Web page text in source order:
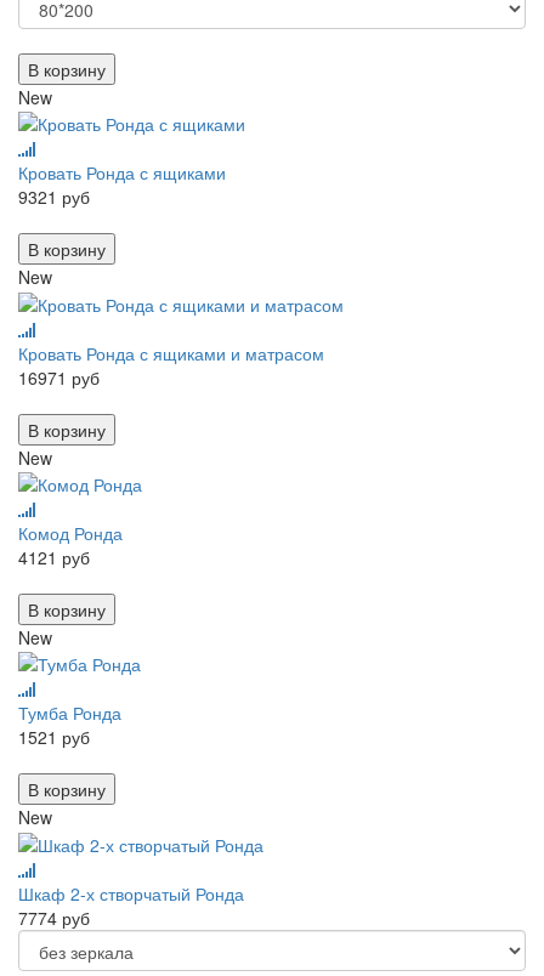
В корзину
New
Кровать Ронда с ящиками
9321 руб
В корзину
New
Кровать Ронда с ящиками и матрасом
16971 руб
В корзину
New
Комод Ронда
4121 руб
В корзину
New
Тумба Ронда
1521 руб
В корзину
New
Шкаф 2-х створчатый Ронда
7774 руб